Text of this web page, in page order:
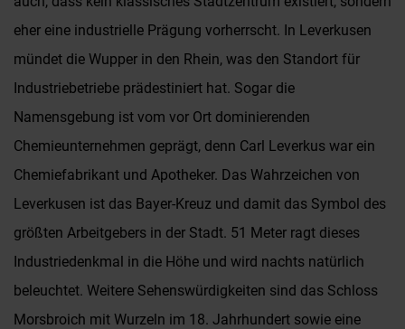
eher eine industrielle Prägung vorherrscht. In Leverkusen
mündet die Wupper in den Rhein, was den Standort für
Industriebetriebe prädestiniert hat. Sogar die
Namensgebung ist vom vor Ort dominierenden
Chemieunternehmen geprägt, denn Carl Leverkus war ein
Chemiefabrikant und Apotheker. Das Wahrzeichen von
Leverkusen ist das Bayer-Kreuz und damit das Symbol des
größten Arbeitgebers in der Stadt. 51 Meter ragt dieses
Industriedenkmal in die Höhe und wird nachts natürlich
beleuchtet. Weitere Sehenswürdigkeiten sind das Schloss
Morsbroich mit Wurzeln im 18. Jahrhundert sowie eine